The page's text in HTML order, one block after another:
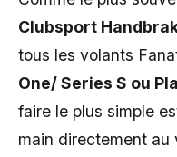
Clubsport
tous les volants
One/ Series S ou
faire le plus simple
main directement